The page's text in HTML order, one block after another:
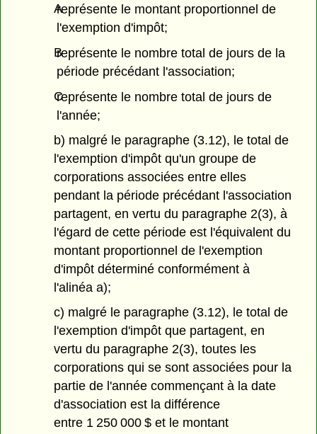
A
représente le montant proportionnel de
l'exemption d'impôt;
B
représente le nombre total de jours de la
période précédant l'association;
C
représente le nombre total de jours de
l'année;
b) malgré le paragraphe (3.12), le total de
l'exemption d'impôt qu'un groupe de
corporations associées entre elles
pendant la période précédant l'association
partagent, en vertu du paragraphe 2(3), à
l'égard de cette période est l'équivalent du
montant proportionnel de l'exemption
d'impôt déterminé conformément à
l'alinéa a);
c) malgré le paragraphe (3.12), le total de
l'exemption d'impôt que partagent, en
vertu du paragraphe 2(3), toutes les
corporations qui se sont associées pour la
partie de l'année commençant à la date
d'association est la différence
entre 1 250 000 $ et le montant